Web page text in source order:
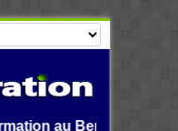
en Afrique et dans le